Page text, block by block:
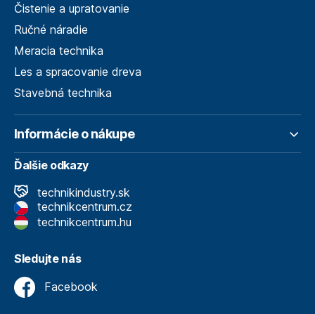
Čistenie a upratovanie
Ručné náradie
Meracia technika
Les a spracovanie dreva
Stavebná technika
Informácie o nákupe
Ďalšie odkazy
technikindustry.sk
technikcentrum.cz
technikcentrum.hu
Sledujte nás
Facebook